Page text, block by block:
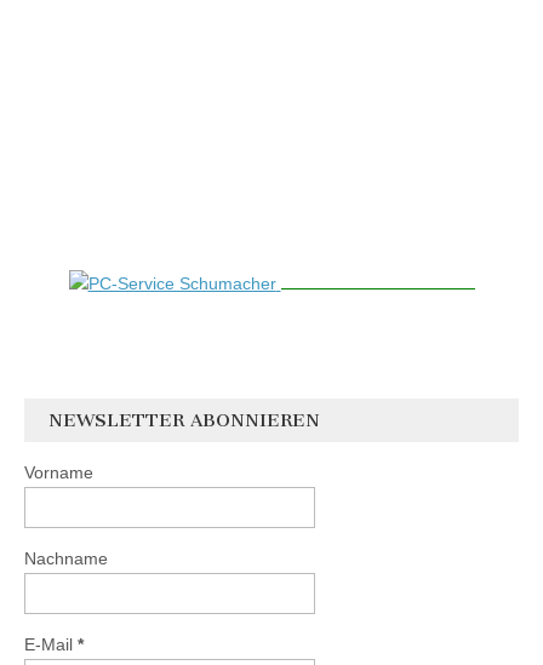
NEWSLETTER ABONNIEREN
Vorname
Nachname
E-Mail *